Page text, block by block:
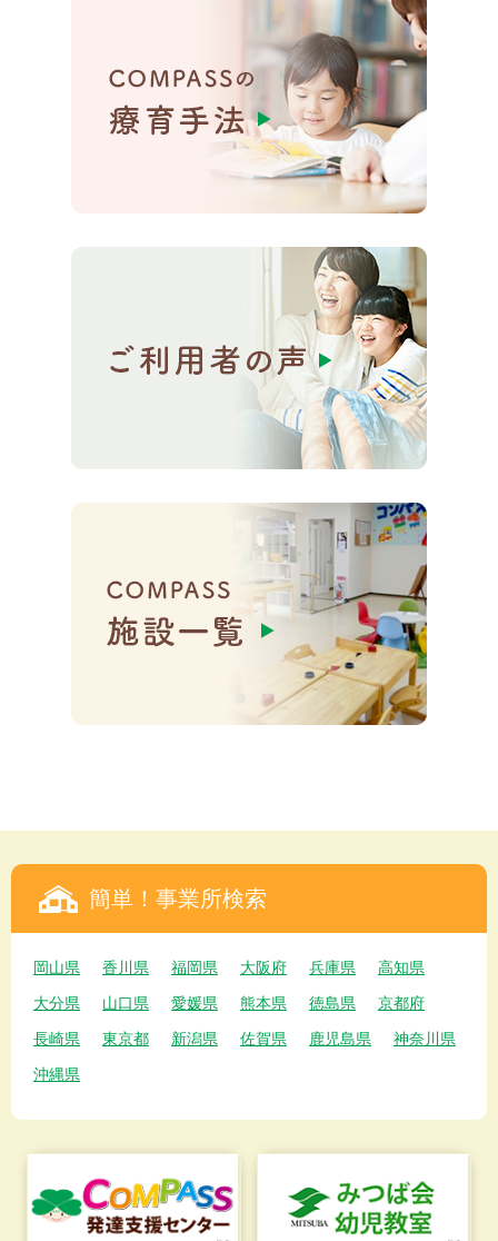
簡単！事業所検索
岡山県 香川県 福岡県 大阪府 兵庫県
高知県
大分県
山口県 愛媛県 熊本県 徳島県
京都府
長崎県
東京都 新潟県 佐賀県 鹿児島県
神奈川県
沖縄県